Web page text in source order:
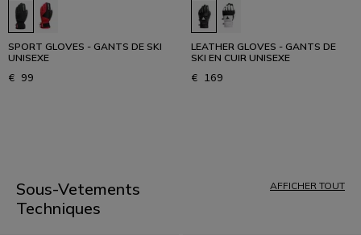
SPORT GLOVES - GANTS DE SKI
UNISEXE
€ 99
LEATHER GLOVES - GANTS DE
SKI EN CUIR UNISEXE
€ 169
Sous-Vetements
Techniques
AFFICHER TOUT